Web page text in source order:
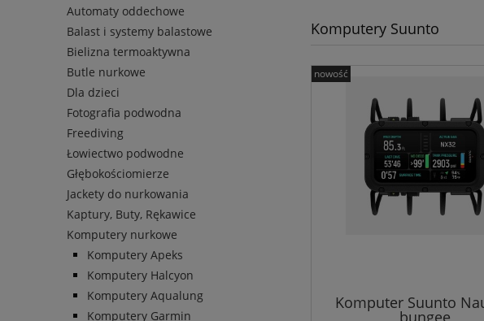
Automaty oddechowe
Balast i systemy balastowe
Bielizna termoaktywna
Butle nurkowe
Dla dzieci
Fotografia podwodna
Freediving
Łowiectwo podwodne
Głębokościomierze
Jackety do nurkowania
Kaptury, Buty, Rękawice
Komputery nurkowe
Komputery Apeks
Komputery Halcyon
Komputery Aqualung
Komputery Garmin
Komputery Suunto
Komputer Suunto
bungee
nowość